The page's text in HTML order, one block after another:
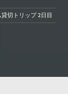
切トリップ 2日目